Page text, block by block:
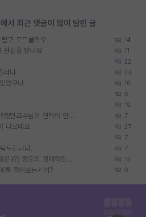
서 최근 댓글이 많이 달린 글
구 포트폴리오 14
관심을 받나요 11
22
리냐 23
었구나 16
6
19
석박사 과정 합격하고, 컨택했던교수님이 연락이 안됩니다... 7
나오네요 27
7
드립니다. 7
박사진학하기에 2억은 괜찮은 (?) 정도의 경제력인가요 15
를 물어보는거임? 8